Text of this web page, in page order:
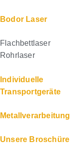
Bodor Laser
Flachbettlaser
Rohrlaser
Individuelle
Transportgeräte
Metallverarbeitung
Unsere Broschüre